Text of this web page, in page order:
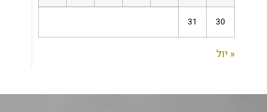
30
31
« יול